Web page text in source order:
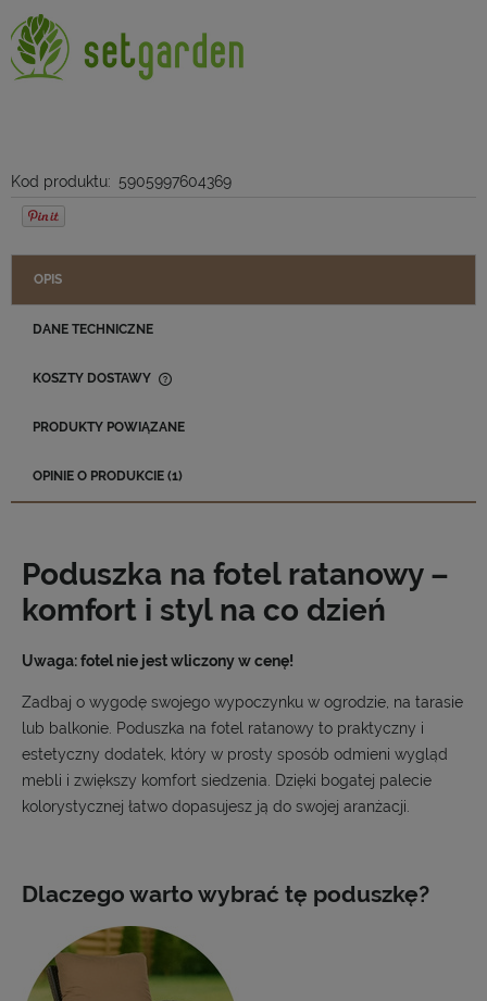
Kod produktu: 5905997604369
OPIS
DANE TECHNICZNE
KOSZTY DOSTAWY
PRODUKTY POWIĄZANE
OPINIE O PRODUKCIE (1)
Poduszka na fotel ratanowy –
komfort i styl na co dzień
Uwaga: fotel nie jest wliczony w cenę!
Zadbaj o wygodę swojego wypoczynku w ogrodzie, na tarasie
lub balkonie. Poduszka na fotel ratanowy to praktyczny i
estetyczny dodatek, który w prosty sposób odmieni wygląd
mebli i zwiększy komfort siedzenia. Dzięki bogatej palecie
kolorystycznej łatwo dopasujesz ją do swojej aranżacji.
Dlaczego warto wybrać tę poduszkę?